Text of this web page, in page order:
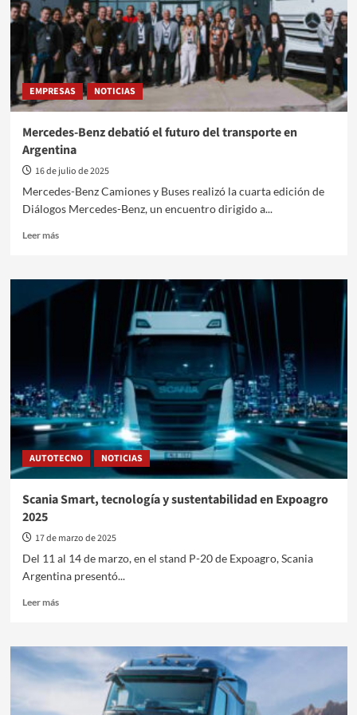
era
2.0
EMPRESAS NOTICIAS
Mercedes-Benz debatió el futuro del transporte en
Argentina
16 de julio de 2025
Mercedes-Benz Camiones y Buses realizó la cuarta edición de
Diálogos Mercedes-Benz, un encuentro dirigido a...
Leer másLeer
Mercedes-
Benz
Argentina
AUTOTECNO NOTICIAS
Scania Smart, tecnología y sustentabilidad en Expoagro
2025
17 de marzo de 2025
Del 11 al 14 de marzo, en el stand P-20 de Expoagro, Scania
Argentina presentó...
Leer másLeer
Scania
Smart,
tecnología
sustentabilidad